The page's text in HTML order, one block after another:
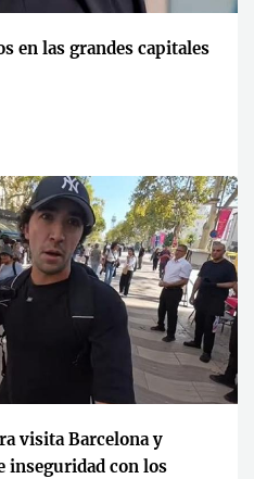
en las grandes capitales
visita Barcelona y
inseguridad con los